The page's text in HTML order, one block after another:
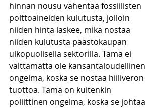
hinnan nousu vähentää fossiilisten
polttoaineiden kulutusta, jolloin
niiden hinta laskee, mikä nostaa
niiden kulutusta päästökaupan
ulkopuolisella sektorilla. Tämä ei
välttämättä ole kansantaloudellinen
ongelma, koska se nostaa hiiliveron
tuottoa. Tämä on kuitenkin
poliittinen ongelma, koska se johtaa